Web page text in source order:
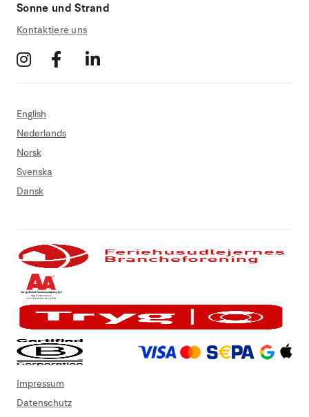
Sonne und Strand
Kontaktiere uns
English
Nederlands
Norsk
Svenska
Dansk
Impressum
Datenschutz